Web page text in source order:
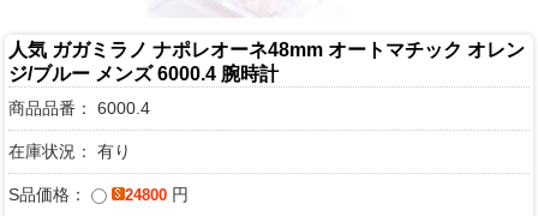
人気 ガガミラノ ナポレオーネ48mm オートマチック オレン
ジ/ブルー メンズ 6000.4 腕時計
商品品番： 6000.4
在庫状況： 有り
S品価格： 24800 円